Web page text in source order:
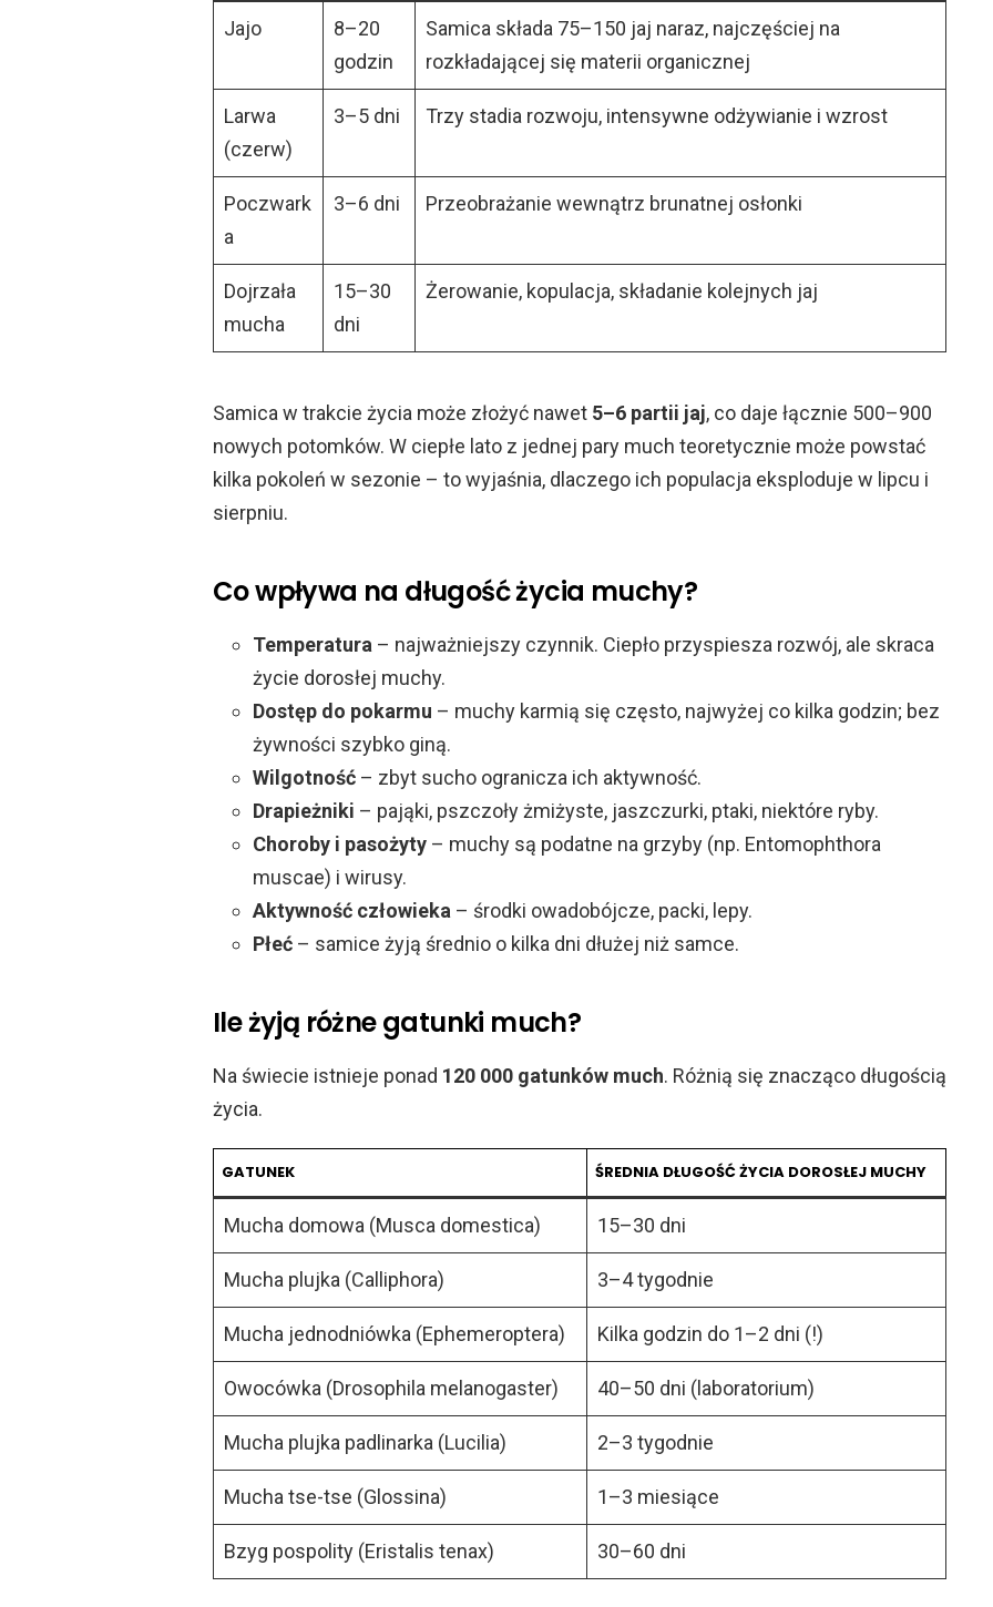
Jajo
8–20
godzin
Samica składa 75–150 jaj naraz, najczęściej na
rozkładającej się materii organicznej
Larwa
(czerw)
3–5 dni Trzy stadia rozwoju, intensywne odżywianie i wzrost
Poczwark
a
3–6 dni Przeobrażanie wewnątrz brunatnej osłonki
Dojrzała
mucha
15–30
dni
Żerowanie, kopulacja, składanie kolejnych jaj
Samica w trakcie życia może złożyć nawet 5–6 partii jaj, co daje łącznie 500–900
nowych potomków. W ciepłe lato z jednej pary much teoretycznie może powstać
kilka pokoleń w sezonie – to wyjaśnia, dlaczego ich populacja eksploduje w lipcu i
sierpniu.
Co wpływa na długość życia muchy?
Temperatura – najważniejszy czynnik. Ciepło przyspiesza rozwój, ale skraca
życie dorosłej muchy.
Dostęp do pokarmu – muchy karmią się często, najwyżej co kilka godzin; bez
żywności szybko giną.
Wilgotność – zbyt sucho ogranicza ich aktywność.
Drapieżniki – pająki, pszczoły żmiżyste, jaszczurki, ptaki, niektóre ryby.
Choroby i pasożyty – muchy są podatne na grzyby (np. Entomophthora
muscae) i wirusy.
Aktywność człowieka – środki owadobójcze, packi, lepy.
Płeć – samice żyją średnio o kilka dni dłużej niż samce.
Ile żyją różne gatunki much?
Na świecie istnieje ponad 120 000 gatunków much. Różnią się znacząco długością
życia.
GATUNEK ŚREDNIA DŁUGOŚĆ ŻYCIA DOROSŁEJ MUCHY
Mucha domowa (Musca domestica) 15–30 dni
Mucha plujka (Calliphora) 3–4 tygodnie
Mucha jednodniówka (Ephemeroptera) Kilka godzin do 1–2 dni (!)
Owocówka (Drosophila melanogaster) 40–50 dni (laboratorium)
Mucha plujka padlinarka (Lucilia) 2–3 tygodnie
Mucha tse-tse (Glossina) 1–3 miesiące
Bzyg pospolity (Eristalis tenax) 30–60 dni